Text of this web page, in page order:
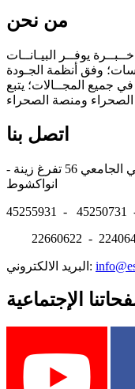
من نحن
يوفــر البيـانــات
وفق أنظمة الجـودة
جميع المجــالات؛ يتبع
اتصل بنا
المقر: شارع نيلسون مانيدلا - الحي الجامعي 56 تفرغ زينة -
22660622 -
البريد الالكتروني:
الإجتماعية